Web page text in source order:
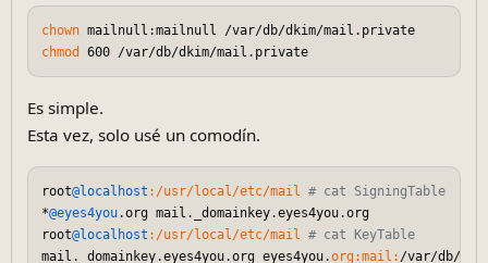
chown
chmod
Es simple.
Esta vez, solo usé un comodín.
root@localhost :/usr/local/etc/mail # cat SigningTable
*@eyes4you.org mail._domainkey.eyes4you.org
root@localhost :/usr/local/etc/mail # cat KeyTable
mail._domainkey.eyes4you.org eyes4you.org:mail: /var/db/